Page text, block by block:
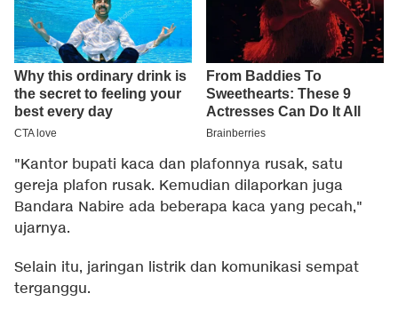
"Kantor bupati kaca dan plafonnya rusak, satu
gereja plafon rusak. Kemudian dilaporkan juga
Bandara Nabire ada beberapa kaca yang pecah,"
ujarnya.
Selain itu, jaringan listrik dan komunikasi sempat
terganggu.